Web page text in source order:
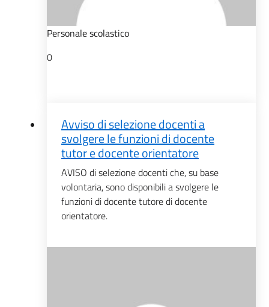
Personale scolastico
0
Avviso di selezione docenti a
svolgere le funzioni di docente
tutor e docente orientatore
AVISO di selezione docenti che, su base
volontaria, sono disponibili a svolgere le
funzioni di docente tutore di docente
orientatore.